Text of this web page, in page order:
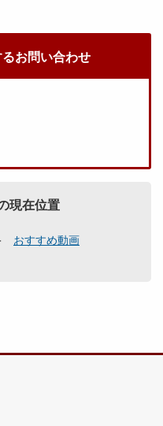
お問い合わせ
現在位置
おすすめ動画